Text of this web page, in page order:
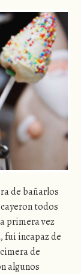
de bañarlos
todos
primera vez
fui incapaz de
de
algunos